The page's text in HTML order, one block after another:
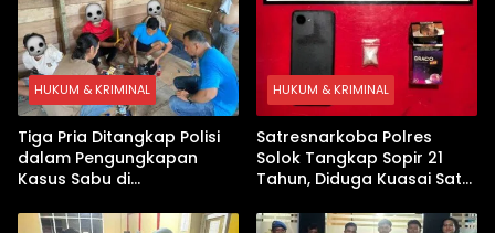
HUKUM & KRIMINAL
Tiga Pria Ditangkap Polisi
dalam Pengungkapan
Kasus Sabu di
Digital hingga Bong Disita
HUKUM & KRIMINAL
Satresnarkoba Polres
Solok Tangkap Sopir 21
Tahun, Diduga Kuasai Satu